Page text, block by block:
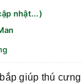
nhật...)
giúp thú